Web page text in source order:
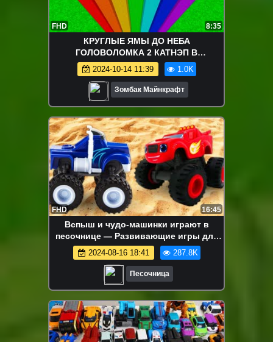
FHD 8:35
КРУГЛЫЕ ЯМЫ ДО НЕБА
ГОЛОВОЛОМКА 2 КАТНЭП В
МАЙНКРАФТ
2024-10-14 11:39 1.0K
Зомбак Майнкрафт
FHD 16:45
Вспыш и чудо-машинки играют в
песочнице — Развивающие игры для
самых маленьких с машинками
2024-08-16 18:41 287.8K
Песочница